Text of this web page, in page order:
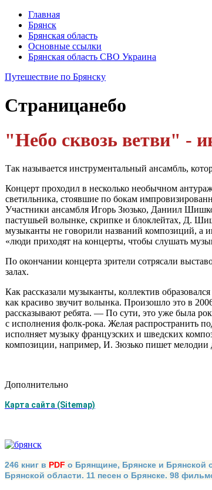
Главная
Брянск
Брянская область
Основные ссылки
Брянская область СВО Украина
Путешествие по Брянску
Страницанебо
"Небо сквозь ветви" -
Так называется инструментальный ан­самбль,
Концерт проходил в несколько необыч­ном
светильника, сто­явшие по бокам
Участники ансамбля Игорь Зюзько, Даниил
пасту­шьей волынке, скрипке и блоклейтах, Д.
музыканты не гово­рили названий композиций, а
«люди приходят на концерты, что­бы слушать
По окончании концерта зрители сотряса­ли
залах.
Как рассказали музыканты, коллектив
как красиво звучит волынка. Произошло это в
рассказывают ребята. — По сути, это уже была
с исполнения фолк-рока. Желая распространить
исполняет музыку фран­цузских и шведских
композиции, например, И. Зюзько пишет мелодии
Дополнительно
Карта сайта (Sitemap)
246 книг в PDF о Брянщине, Брянске и Брянской
Брянской области. 11 песен о Брянске. 98